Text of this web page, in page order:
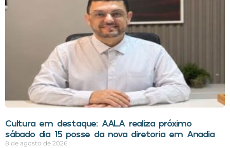
Cultura em destaque: AALA realiza próximo
sábado dia 15 posse da nova diretoria em Anadia
8 de agosto de 2026